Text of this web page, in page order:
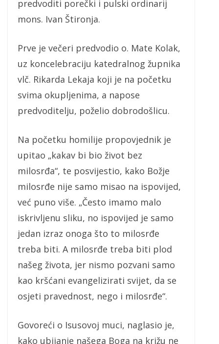
predvoditi porečki i pulski ordinarij
mons. Ivan Štironja.
Prve je večeri predvodio o. Mate Kolak,
uz koncelebraciju katedralnog župnika
vlč. Rikarda Lekaja koji je na početku
svima okupljenima, a napose
predvoditelju, poželio dobrodošlicu.
Na početku homilije propovjednik je
upitao „kakav bi bio život bez
milosrđa“, te posvijestio, kako Božje
milosrđe nije samo misao na ispovijed,
već puno više. „Često imamo malo
iskrivljenu sliku, no ispovijed je samo
jedan izraz onoga što to milosrđe
treba biti. A milosrđe treba biti plod
našeg života, jer nismo pozvani samo
kao kršćani evangelizirati svijet, da se
osjeti pravednost, nego i milosrđe“.
Govoreći o Isusovoj muci, naglasio je,
kako ubijanje našega Boga na križu ne